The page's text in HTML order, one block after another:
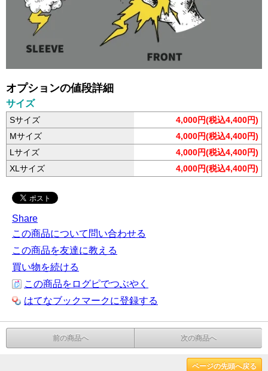
オプションの値段詳細
サイズ
Sサイズ
4,000円(税込4,400円)
Mサイズ
4,000円(税込4,400円)
Lサイズ
4,000円(税込4,400円)
XLサイズ
4,000円(税込4,400円)
Share
この商品について問い合わせる
この商品を友達に教える
買い物を続ける
この商品をログピでつぶやく
はてなブックマークに登録する
前の商品へ 次の商品へ
ページの先頭へ戻る